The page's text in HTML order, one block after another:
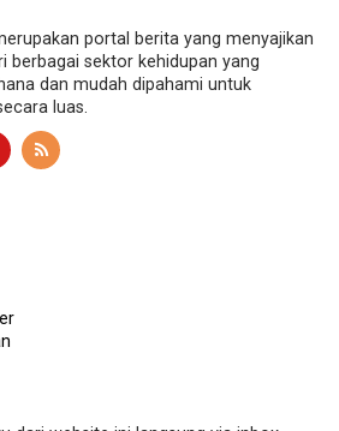
portal berita yang menyajikan
berbagai sektor kehidupan yang
dan mudah dipahami untuk
luas.